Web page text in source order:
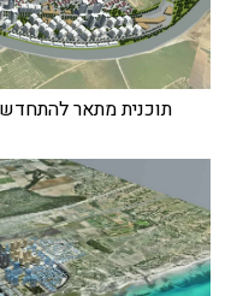
תוכנית מתאר